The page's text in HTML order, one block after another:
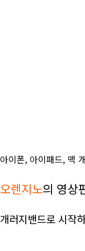
아이폰, 아이패드, 맥
오렌지노의 영상
개러지밴드로 시작